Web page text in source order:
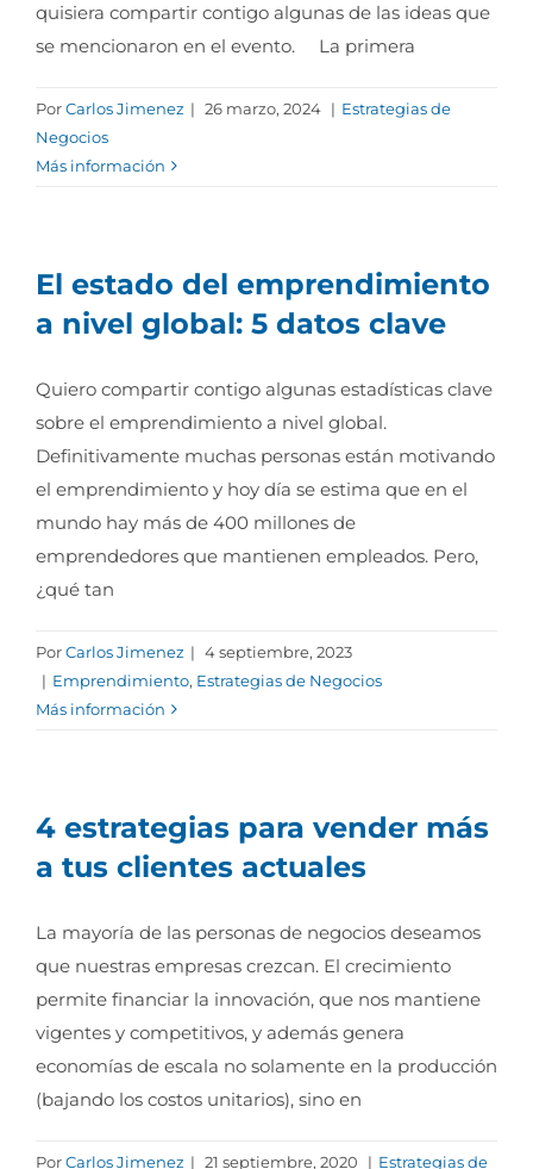
quisiera compartir contigo algunas de las ideas que
se mencionaron en el evento. La primera
PorCarlos Jimenez | 26 marzo, 2024 | Estrategias de
Negocios
Más información
El estado del emprendimiento
a nivel global: 5 datos clave
Quiero compartir contigo algunas estadísticas clave
sobre el emprendimiento a nivel global.
Definitivamente muchas personas están motivando
el emprendimiento y hoy día se estima que en el
mundo hay más de 400 millones de
emprendedores que mantienen empleados. Pero,
¿qué tan
PorCarlos Jimenez | 4 septiembre, 2023
| Emprendimiento, Estrategias de Negocios
Más información
4 estrategias para vender más
a tus clientes actuales
La mayoría de las personas de negocios deseamos
que nuestras empresas crezcan. El crecimiento
permite financiar la innovación, que nos mantiene
vigentes y competitivos, y además genera
economías de escala no solamente en la producción
(bajando los costos unitarios), sino en
PorCarlos Jimenez | 21 septiembre, 2020 | Estrategias de